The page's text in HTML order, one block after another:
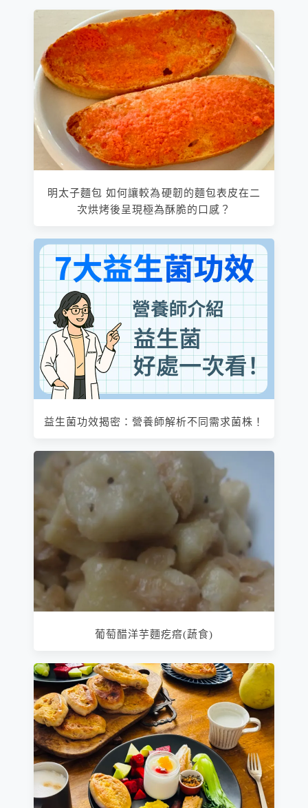
明太子麵包 如何讓較為硬韌的麵包表皮在二
次烘烤後呈現極為酥脆的口感？
益生菌功效揭密：營養師解析不同需求菌株！
葡萄醋洋芋麵疙瘩(蔬食)